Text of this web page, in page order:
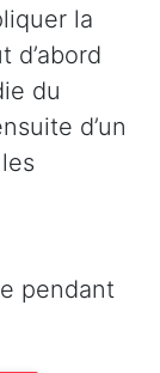
la
d’abord
du
d’un
pendant